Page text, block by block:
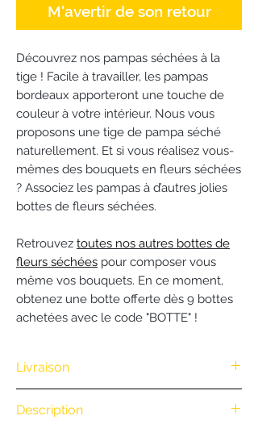
M'avertir de son retour
Découvrez nos pampas séchées à la
tige ! Facile à travailler, les pampas
bordeaux apporteront une touche de
couleur à votre intérieur. Nous vous
proposons une tige de pampa séché
naturellement. Et si vous réalisez vous-
mêmes des bouquets en fleurs séchées
? Associez les pampas à d’autres jolies
bottes de fleurs séchées.
Retrouvez toutes nos autres bottes de
fleurs séchées pour composer vous
même vos bouquets. En ce moment,
obtenez une botte offerte dès 9 bottes
achetées avec le code "BOTTE" !
Livraison
100€ d'achat. (Exclusivité Web non
Description